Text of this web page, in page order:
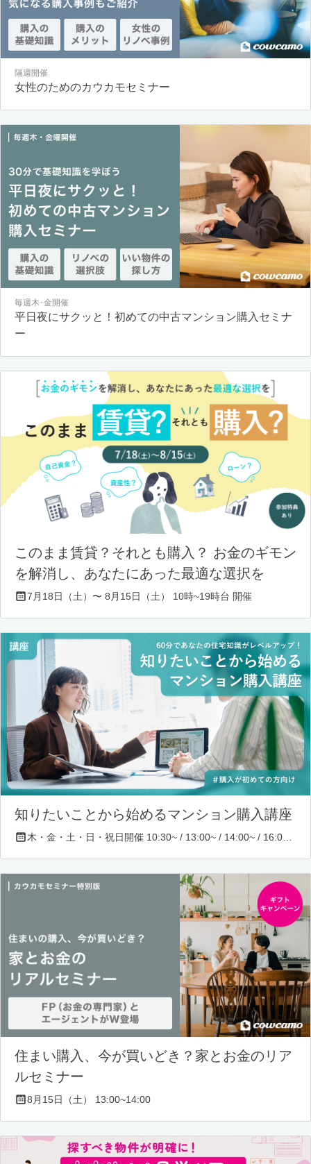
隔週開催
女性のためのカウカモセミナー
毎週木･金開催
平日夜にサクッと！初めての中古マンション購入セミナ
ー
このまま賃貸？それとも購入？ お金のギモン
を解消し、あなたにあった最適な選択を
7月18日（土）〜 8月15日（土） 10時~19時台 開催
知りたいことから始めるマンション購入講座
住まい購入、今が買いどき？家とお金のリア
ルセミナー
8月15日（土） 13:00~14:00